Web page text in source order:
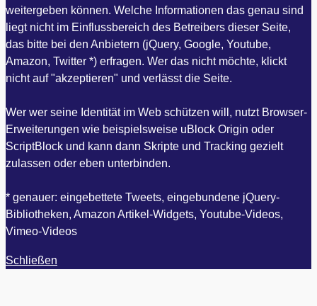
weitergeben können. Welche Informationen das genau sind
liegt nicht im Einflussbereich des Betreibers dieser Seite,
das bitte bei den Anbietern (jQuery, Google, Youtube,
Amazon, Twitter *) erfragen. Wer das nicht möchte, klickt
nicht auf "akzeptieren" und verlässt die Seite.
Wer wer seine Identität im Web schützen will, nutzt Browser-
Erweiterungen wie beispielsweise uBlock Origin oder
ScriptBlock und kann dann Skripte und Tracking gezielt
zulassen oder eben unterbinden.
* genauer: eingebettete Tweets, eingebundene jQuery-
Bibliotheken, Amazon Artikel-Widgets, Youtube-Videos,
Vimeo-Videos
Schließen